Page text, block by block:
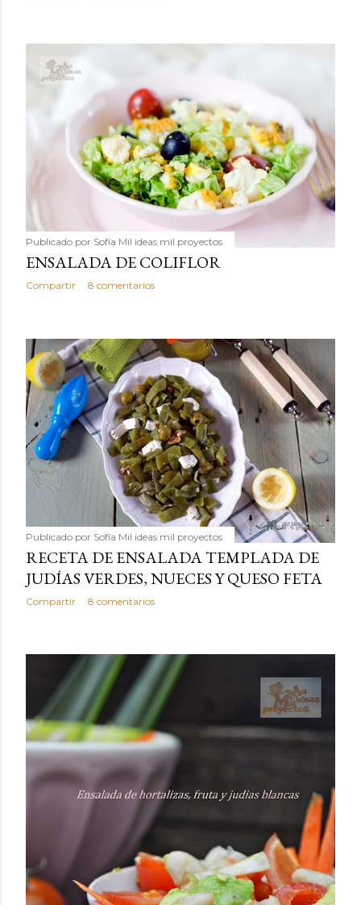
Publicado por Sofía Mil ideas mil proyectos
ENSALADA DE COLIFLOR
Compartir 8 comentarios
Publicado por Sofía Mil ideas mil proyectos
RECETA DE ENSALADA TEMPLADA DE
JUDÍAS VERDES, NUECES Y QUESO FETA
Compartir 8 comentarios